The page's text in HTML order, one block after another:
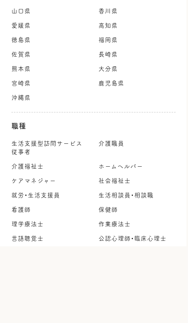
山口県 香川県
愛媛県 高知県
徳島県 福岡県
佐賀県 長崎県
熊本県 大分県
宮崎県 鹿児島県
沖縄県
職種
生活支援型訪問サービス
従事者
介護職員
介護福祉士 ホームヘルパー
ケアマネジャー 社会福祉士
就労・生活支援員 生活相談員・相談職
看護師 保健師
理学療法士 作業療法士
言語聴覚士 公認心理師・臨床心理士